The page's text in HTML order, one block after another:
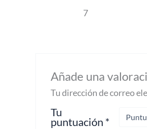
5
7
Añade una
Tu dirección de correo
Tu
puntuación *